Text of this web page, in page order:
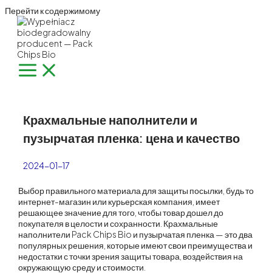
Перейти к содержимому
Крахмальные наполнители и
пузырчатая пленка: цена и качество
2024-01-17
Выбор правильного материала для защиты посылки, будь то
интернет-магазин или курьерская компания, имеет
решающее значение для того, чтобы товар дошел до
покупателя в целости и сохранности. Крахмальные
наполнители Pack Chips Bio и пузырчатая пленка — это два
популярных решения, которые имеют свои преимущества и
недостатки с точки зрения защиты товара, воздействия на
окружающую среду и стоимости.